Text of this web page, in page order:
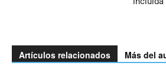
Artículos relacionados Más del